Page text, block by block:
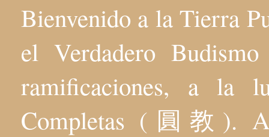
Bienvenido a la Tierra
el Verdadero
ramificaciones, a la
Completas (圓教).